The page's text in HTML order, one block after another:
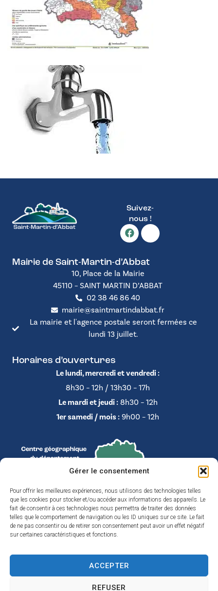
Gérer le consentement
Pour offrir les meilleures expériences, nous utilisons des technologies telles
que les cookies pour stocker et/ou accéder aux informations des appareils. Le
fait de consentir à ces technologies nous permettra de traiter des données
telles que le comportement de navigation ou les ID uniques sur ce site. Le fait
de ne pas consentir ou de retirer son consentement peut avoir un effet négatif
sur certaines caractéristiques et fonctions.
ACCEPTER
REFUSER
Suivez-
nous !
Mairie de Saint-Martin-d’Abbat
10, Place de la Mairie
45110 – SAINT MARTIN D’ABBAT
02 38 46 86 40
mairie@saintmartindabbat.fr
La mairie et l'agence postale seront fermées ce
lundi 13 juillet.
Horaires d’ouvertures
Le lundi, mercredi et vendredi :
8h30 – 12h / 13h30 – 17h
Le mardi et jeudi :8h30 – 12h
1er samedi / mois : 9h00 – 12h